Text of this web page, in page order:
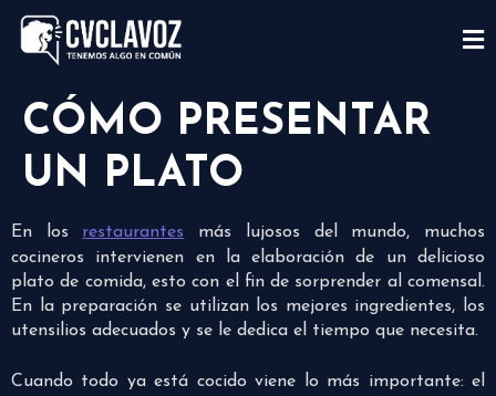
CÓMO PRESENTAR
UN PLATO
En los restaurantes más lujosos del mundo, muchos
cocineros intervienen en la elaboración de un delicioso
plato de comida, esto con el fin de sorprender al comensal.
En la preparación se utilizan los mejores ingredientes, los
utensilios adecuados y se le dedica el tiempo que necesita.
Cuando todo ya está cocido viene lo más importante: el